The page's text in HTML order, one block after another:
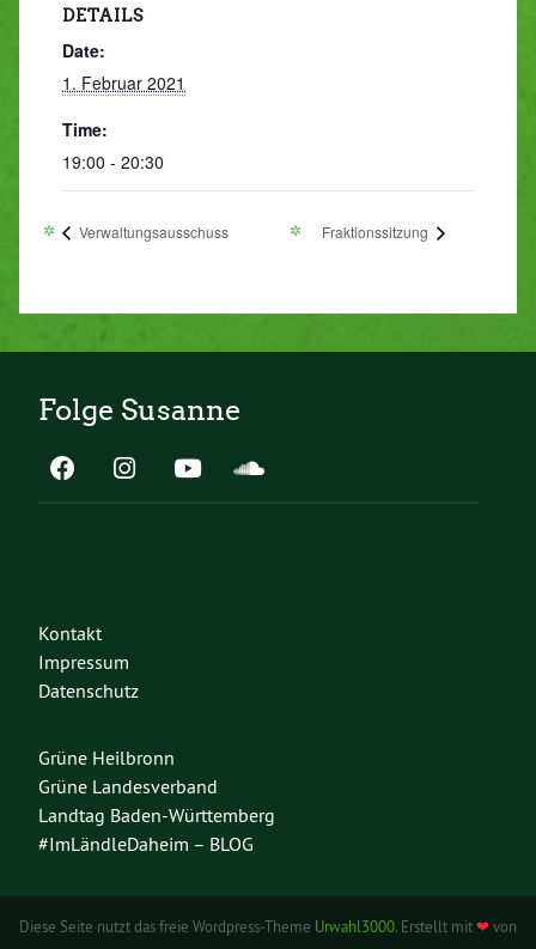
DETAILS
Date:
1. Februar 2021
Time:
19:00 - 20:30
Verwaltungsausschuss Fraktionssitzung
Folge Susanne
Kontakt
Impressum
Datenschutz
Grüne Heilbronn
Grüne Landesverband
Landtag Baden-Württemberg
#ImLändleDaheim – BLOG
Diese Seite nutzt das freie Wordpress-Theme Urwahl3000. Erstellt mit❤ von